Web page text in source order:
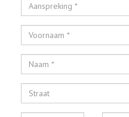
Aanspreking *